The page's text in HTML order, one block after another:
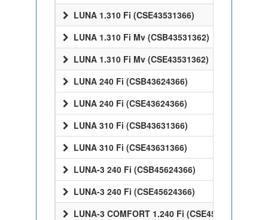
LUNA 1.310 Fi (CSE43531366)
LUNA 1.310 Fi Mv (CSB43531362)
LUNA 1.310 Fi Mv (CSE43531362)
LUNA 240 Fi (CSB43624366)
LUNA 240 Fi (CSE43624366)
LUNA 310 Fi (CSB43631366)
LUNA 310 Fi (CSE43631366)
LUNA-3 240 Fi (CSB45624366)
LUNA-3 240 Fi (CSE45624366)
LUNA-3 COMFORT 1.240 Fi (CSE45524358)